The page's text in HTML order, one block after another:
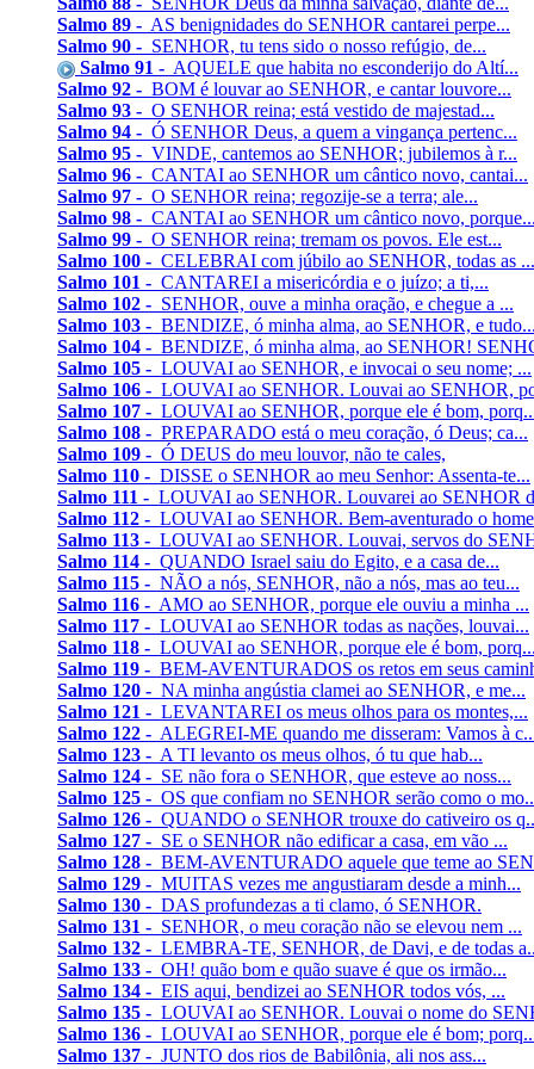
Salmo 89 - AS benignidades do SENHOR cantarei perpe...
Salmo 90 - SENHOR, tu tens sido o nosso refúgio, de...
Salmo 91 - AQUELE que habita no esconderijo do Altí...
Salmo 92 - BOM é louvar ao SENHOR, e cantar louvore...
Salmo 93 - O SENHOR reina; está vestido de majestad...
Salmo 94 - Ó SENHOR Deus, a quem a vingança pertenc...
Salmo 95 - VINDE, cantemos ao SENHOR; jubilemos à r...
Salmo 96 - CANTAI ao SENHOR um cântico novo, cantai...
Salmo 97 - O SENHOR reina; regozije-se a terra; ale...
Salmo 98 - CANTAI ao SENHOR um cântico novo, porque...
Salmo 99 - O SENHOR reina; tremam os povos. Ele est...
Salmo 100 - CELEBRAI com júbilo ao SENHOR, todas as ...
Salmo 101 - CANTAREI a misericórdia e o juízo; a ti,...
Salmo 102 - SENHOR, ouve a minha oração, e chegue a ...
Salmo 103 - BENDIZE, ó minha alma, ao SENHOR, e tudo...
Salmo 104 - BENDIZE, ó minha alma, ao SENHOR!
Salmo 105 - LOUVAI ao SENHOR, e invocai o seu nome; ...
Salmo 106 - LOUVAI ao SENHOR. Louvai ao SENHOR,
Salmo 107 - LOUVAI ao SENHOR, porque ele é bom,
Salmo 108 - PREPARADO está o meu coração, ó Deus; ca...
Salmo 109 - Ó DEUS do meu louvor, não te cales,
Salmo 110 - DISSE o SENHOR ao meu Senhor: Assenta-te...
Salmo 111 - LOUVAI ao SENHOR. Louvarei ao SENHOR
Salmo 112 - LOUVAI ao SENHOR. Bem-aventurado o
Salmo 113 - LOUVAI ao SENHOR. Louvai, servos do
Salmo 114 - QUANDO Israel saiu do Egito, e a casa de...
Salmo 115 - NÃO a nós, SENHOR, não a nós, mas ao teu...
Salmo 116 - AMO ao SENHOR, porque ele ouviu a minha ...
Salmo 117 - LOUVAI ao SENHOR todas as nações, louvai...
Salmo 118 - LOUVAI ao SENHOR, porque ele é bom, porq...
Salmo 119 - BEM-AVENTURADOS os retos em seus
Salmo 120 - NA minha angústia clamei ao SENHOR, e me...
Salmo 121 - LEVANTAREI os meus olhos para os montes,...
Salmo 122 - ALEGREI-ME quando me disseram: Vamos à
Salmo 123 - A TI levanto os meus olhos, ó tu que hab...
Salmo 124 - SE não fora o SENHOR, que esteve ao noss...
Salmo 125 - OS que confiam no SENHOR serão como o
Salmo 126 - QUANDO o SENHOR trouxe do cativeiro os
Salmo 127 - SE o SENHOR não edificar a casa, em vão ...
Salmo 128 - BEM-AVENTURADO aquele que teme ao
Salmo 129 - MUITAS vezes me angustiaram desde a minh...
Salmo 130 - DAS profundezas a ti clamo, ó SENHOR.
Salmo 131 - SENHOR, o meu coração não se elevou nem ...
Salmo 132 - LEMBRA-TE, SENHOR, de Davi, e de todas
Salmo 133 - OH! quão bom e quão suave é que os irmão...
Salmo 134 - EIS aqui, bendizei ao SENHOR todos vós, ...
Salmo 135 - LOUVAI ao SENHOR. Louvai o nome do
Salmo 136 - LOUVAI ao SENHOR, porque ele é bom;
Salmo 137 - JUNTO dos rios de Babilônia, ali nos ass...